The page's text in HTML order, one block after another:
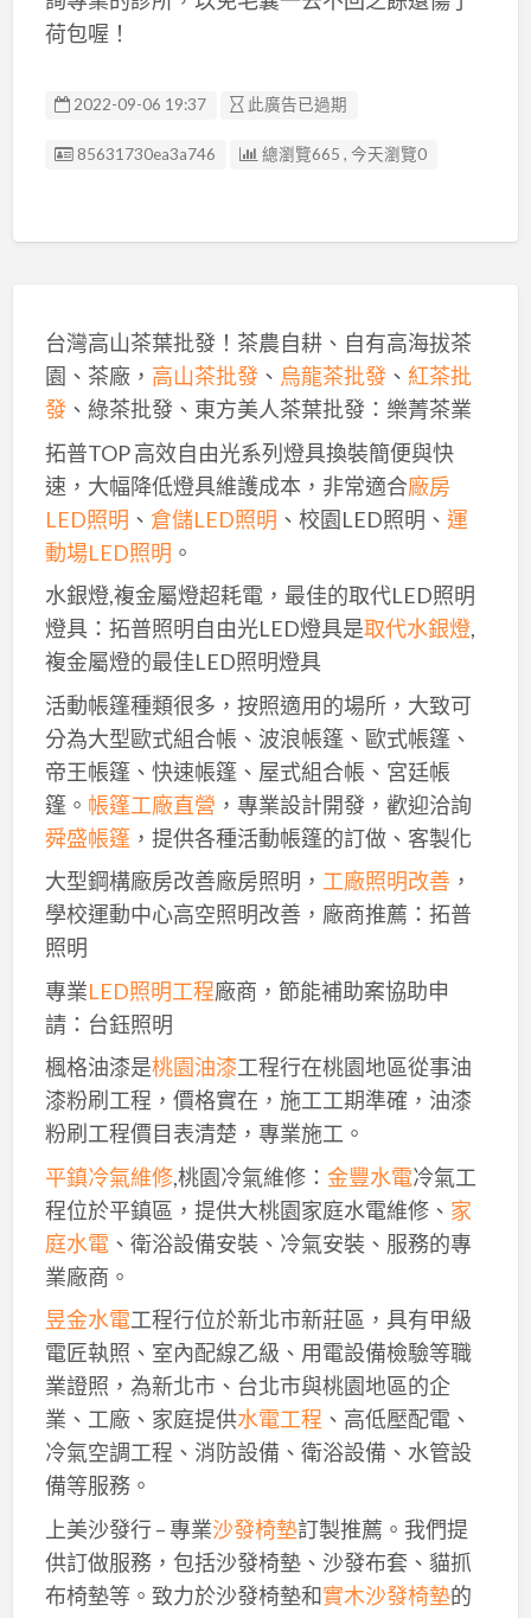
荷包喔！
2022-09-06 19:37 此廣告已過期
廣告编號
85631730ea3a746 總瀏覽665 , 今天瀏覽0
台灣高山茶葉批發！茶農自耕、自有高海拔茶
園、茶廠， 高山茶批發、 烏龍茶批發、 紅茶批
發、綠茶批發、東方美人茶葉批發：樂菁茶業
拓普TOP 高效自由光系列燈具換裝簡便與快
速，大幅降低燈具維護成本，非常適合廠房
LED照明 、 倉儲LED照明 、校園LED照明、 運
動場LED照明 。
水銀燈,複金屬燈超耗電，最佳的取代LED照明
燈具：拓普照明自由光LED燈具是取代水銀燈,
複金屬燈的最佳LED照明燈具
活動帳篷種類很多，按照適用的場所，大致可
分為大型歐式組合帳、波浪帳篷、歐式帳篷、
帝王帳篷、快速帳篷、屋式組合帳、宮廷帳
篷。 帳篷工廠直營 ，專業設計開發，歡迎洽詢
舜盛帳篷，提供各種活動帳篷的訂做、客製化
大型鋼構廠房改善廠房照明， 工廠照明改善，
學校運動中心高空照明改善，廠商推薦：拓普
照明
專業LED照明工程廠商，節能補助案協助申
請：台鈺照明
楓格油漆是桃園油漆工程行在桃園地區從事油
漆粉刷工程，價格實在，施工工期準確，油漆
粉刷工程價目表清楚，專業施工。
平鎮冷氣維修,桃園冷氣維修： 金豐水電冷氣工
程位於平鎮區，提供大桃園家庭水電維修、 家
庭水電、衛浴設備安裝、冷氣安裝、服務的專
業廠商。
昱金水電工程行位於新北市新莊區，具有甲級
電匠執照、室內配線乙級、用電設備檢驗等職
業證照，為新北市、台北市與桃園地區的企
業、工廠、家庭提供水電工程 、高低壓配電、
冷氣空調工程、消防設備、衛浴設備、水管設
備等服務。
上美沙發行 – 專業沙發椅墊訂製推薦。我們提
供訂做服務，包括沙發椅墊、沙發布套、貓抓
布椅墊等。致力於沙發椅墊和實木沙發椅墊的